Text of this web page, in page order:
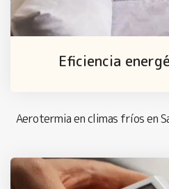
Eficiencia
Aerotermia en climas fríos en